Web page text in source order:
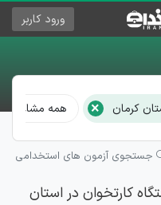
ورود کاربر
کرمان × همه مشاغل
جستجوی آزمون های استخدامی
کارتخوان در استان